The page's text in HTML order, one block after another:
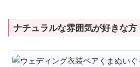
ナチュラルな雰囲気が好きな方